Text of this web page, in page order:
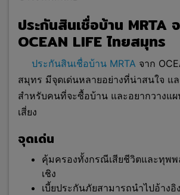
ประกันสินเชื่อบ้าน MRTA
OCEAN LIFE ไทยสมุทร
ประกันสินเชื่อบ้าน MRTA จาก
สมุทร มีจุดเด่นหลายอย่างที่น่าสนใจ แ
สำหรับคนที่จะซื้อบ้าน และอยากวางแ
เสี่ยง
จุดเด่น
คุ้มครองทั้งกรณีเสียชีวิตและทุพ
เชิง
เบี้ยประกันภัยสามารถนำไปอ้าง